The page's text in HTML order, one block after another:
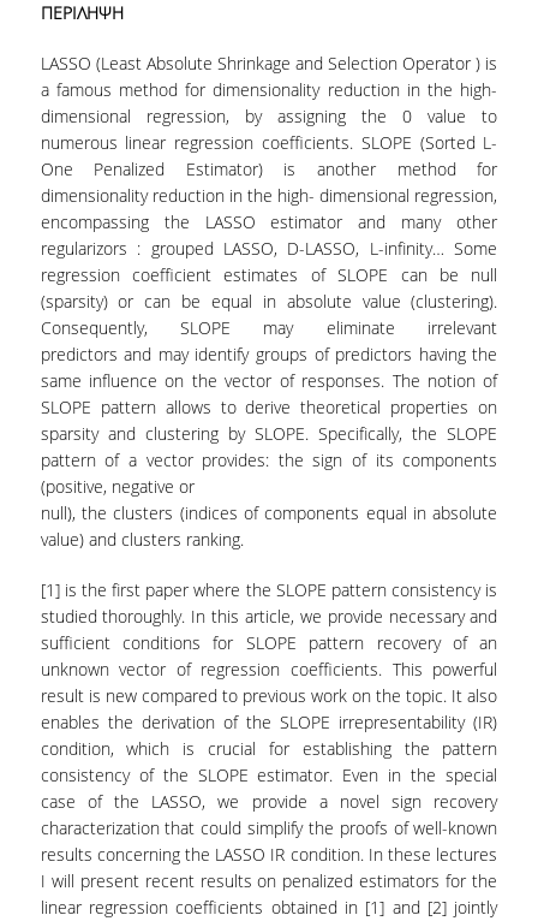
ΕΡΓΑΣΤΗΡΙΟ ΣΤΑΤΙΣΤΙΚΗΣ ΜΕΘΟΔΟΛΟΓΙΑΣ
ΕΡΓΑΣΤΗΡΙΟ ΥΠΟΛΟΓΙΣΤΙΚΗΣ ΚΑΙ
ΜΠΕΫΖΙΑΝΗΣ ΣΤΑΤΙΣΤΙΚΗΣ
ΕΡΓΑΣΤΗΡΙΟ ΣΤΟΧΑΣΤΙΚΗΣ
ΜΟΝΤΕΛΟΠΟΙΗΣΗΣ ΚΑΙ ΕΦΑΡΜΟΓΩΝ
ΥΠΗΡΕΣΙΑ ΣΥΜΒΟΥΛΟΥ ΨΥΧΙΚΗΣ ΥΓΕΙΑΣ
CALENDARS
EVENT CALENDAR
CALENDAR ΕΡΓΑΣΤΗΡΙΟΥ ΑΝΤΩΝΙΑΔΟΥ
SOCIAL MEDIA
ΣΧΟΛΗ ΕΠΙΣΤΗΜΩΝ ΚΑΙ ΤΕΧΝΟΛΟΓΙΑΣ ΤΗΣ
ΠΛΗΡΟΦΟΡΙΑΣ
ΑΝΘΡΩΠΙΝΟ ΔΥΝΑΜΙΚΟ
ΜΕΛΗ ΔΕΠ
ΕΡΓΑΣΤΗΡΙΑΚΟ ΔΙΔΑΚΤΙΚΟ ΠΡΟΣΩΠΙΚΟ
(Ε.ΔΙ.Π.)
ΕΙΔΙΚΟ ΤΕΧΝΙΚΟ ΕΡΓΑΣΤΗΡΙΑΚΟ ΠΡΟΣΩΠΙΚΟ
(Ε.Τ.Ε.Π)
ΔΙΟΙΚΗΤΙΚΟ ΠΡΟΣΩΠΙΚΟ
ΜΕΤΑΔΙΔΑΚΤΟΡΕΣ
ΠΕΡΙΛΗΨΗ
LASSO (Least Absolute Shrinkage and Selection Operator ) is
a famous method for dimensionality reduction in the high-
dimensional regression, by assigning the 0 value to
numerous linear regression coefficients. SLOPE (Sorted L-
One Penalized Estimator) is another method for
dimensionality reduction in the high- dimensional regression,
encompassing the LASSO estimator and many other
regularizors : grouped LASSO, D-LASSO, L-infinity… Some
regression coefficient estimates of SLOPE can be null
(sparsity) or can be equal in absolute value (clustering).
Consequently, SLOPE may eliminate irrelevant
predictors and may identify groups of predictors having the
same influence on the vector of responses. The notion of
SLOPE pattern allows to derive theoretical properties on
sparsity and clustering by SLOPE. Specifically, the SLOPE
pattern of a vector provides: the sign of its components
(positive, negative or
null), the clusters (indices of components equal in absolute
value) and clusters ranking.
[1] is the first paper where the SLOPE pattern consistency is
studied thoroughly. In this article, we provide necessary and
sufficient conditions for SLOPE pattern recovery of an
unknown vector of regression coefficients. This powerful
result is new compared to previous work on the topic. It also
enables the derivation of the SLOPE irrepresentability (IR)
condition, which is crucial for establishing the pattern
consistency of the SLOPE estimator. Even in the special
case of the LASSO, we provide a novel sign recovery
characterization that could simplify the proofs of well-known
results concerning the LASSO IR condition. In these lectures
I will present recent results on penalized estimators for the
linear regression coefficients obtained in [1] and [2] jointly